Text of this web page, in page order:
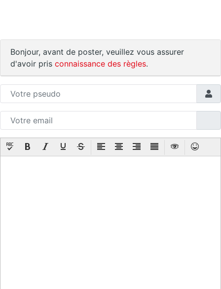
Bonjour, avant de poster, veuillez vous assurer
d'avoir pris connaissance des règles.